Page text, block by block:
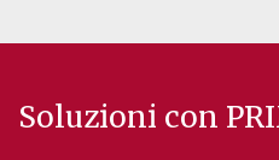
Soluzioni con